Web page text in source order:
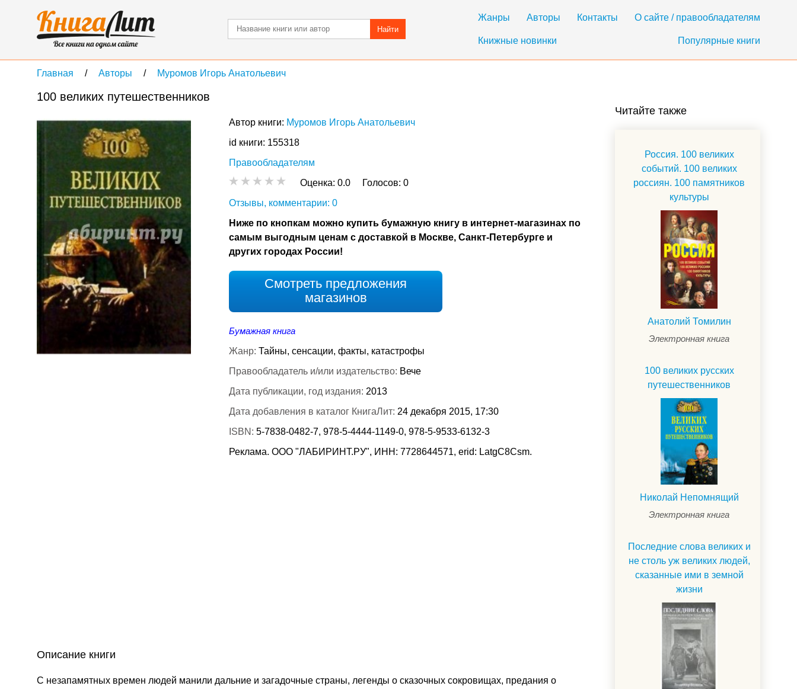
Жанры Авторы Контакты О сайте / правообладателям
Книжные новинки Популярные книги
Найти
Главная Авторы Муромов Игорь Анатольевич
100 великих путешественников
Автор книги: Муромов Игорь Анатольевич
id книги: 155318
Правообладателям
Оценка: 0.0 Голосов: 0
Отзывы, комментарии: 0
Ниже по кнопкам можно купить бумажную книгу в интернет-магазинах по
самым выгодным ценам с доставкой в Москве, Санкт-Петербурге и
других городах России!
Смотреть предложения
магазинов
Бумажная книга
Жанр: Тайны, сенсации, факты, катастрофы
Правообладатель и/или издательство: Вече
Дата публикации, год издания: 2013
Дата добавления в каталог КнигаЛит: 24 декабря 2015, 17:30
ISBN: 5-7838-0482-7, 978-5-4444-1149-0, 978-5-9533-6132-3
Реклама. ООО "ЛАБИРИНТ.РУ", ИНН: 7728644571, erid: LatgC8Csm.
Описание книги
С незапамятных времен людей манили дальние и загадочные страны, легенды о сказочных сокровищах, предания о
Читайте также
Россия. 100 великих
событий. 100 великих
россиян. 100 памятников
культуры
Анатолий Томилин
Электронная книга
100 великих русских
путешественников
Николай Непомнящий
Электронная книга
Последние слова великих и
не столь уж великих людей,
сказанные ими в земной
жизни